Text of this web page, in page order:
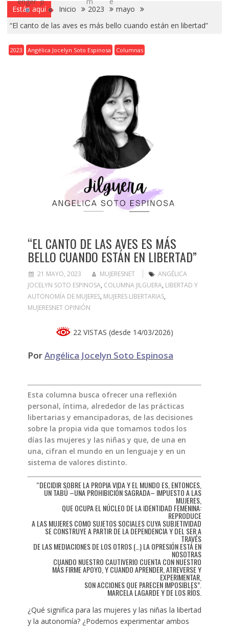
Estás aquí Inicio 2023
mayo
“El canto de las aves es más bello cuando están en libertad”
2023 Angélica Jocelyn Soto Espinosa Columnas
“EL CANTO DE LAS AVES ES MÁS
BELLO CUANDO ESTÁN EN LIBERTAD”
21 MAYO, 2023 MUJERESNET
ANGÉLICA
JOCELYN SOTO ESPINOSA, COLUMNA JILGUERA, LIBERTAD Y
AUTONOMÍA DE MUJERES, MUJERES LIBERTARIAS,
MUJERESNET OPINIÓN
22 VISTAS (desde 14/03/2026)
PorAngélica Jocelyn Soto Espinosa
Esta columna busca ofrecer una reflexión
personal, íntima, alrededor de las prácticas
libertarias y emancipadoras, de las decisiones
sobre la propia vida que tomamos todos los
días las mujeres y las niñas y que, de una en
una, cifran el mundo en un lenguaje y en un
sistema de valores distinto.
“DECIDIR SOBRE LA PROPIA VIDA Y EL MUNDO ES, ENTONCES,
UN TABÚ –UNA PROHIBICIÓN SAGRADA– IMPUESTO A LAS
MUJERES,
QUE OCUPA EL NÚCLEO DE LA IDENTIDAD FEMENINA:
REPRODUCE
A LAS MUJERES COMO SUJETOS SOCIALES CUYA SUBJETIVIDAD
SE CONSTRUYE A PARTIR DE LA DEPENDENCIA Y DEL SER A
TRAVÉS
DE LAS MEDIACIONES DE LOS OTROS (…) LA OPRESIÓN ESTÁ EN
NOSOTRAS
CUANDO NUESTRO CAUTIVERIO CUENTA CON NUESTRO
MÁS FIRME APOYO, Y CUANDO APRENDER, ATREVERSE Y
EXPERIMENTAR,
SON ACCIONES QUE PARECEN IMPOSIBLES”.
MARCELA LAGARDE Y DE LOS RÍOS.
¿Qué significa para las mujeres y las niñas la libertad
y la autonomía? ¿Podemos experimentar ambos